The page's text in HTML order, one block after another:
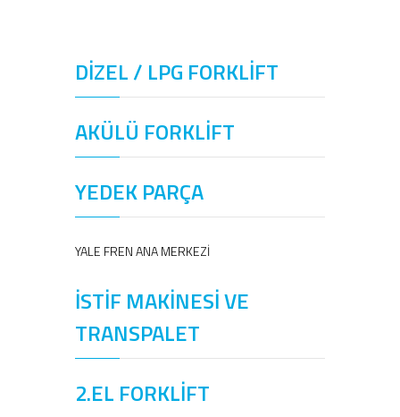
DİZEL / LPG FORKLİFT
AKÜLÜ FORKLİFT
YEDEK PARÇA
YALE FREN ANA MERKEZİ
İSTİF MAKİNESİ VE
TRANSPALET
2.EL FORKLİFT